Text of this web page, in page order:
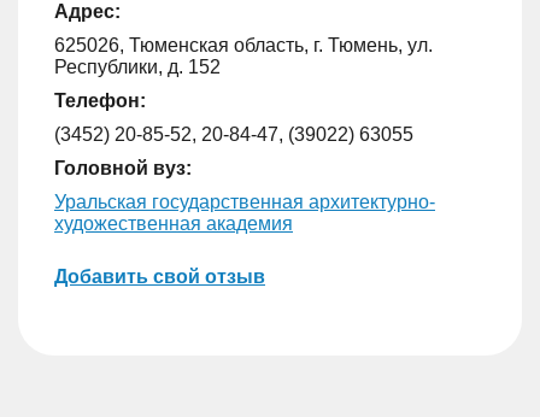
Адрес:
625026, Тюменская область, г. Тюмень, ул.
Республики, д. 152
Телефон:
(3452) 20-85-52, 20-84-47, (39022) 63055
Головной вуз:
Уральская государственная архитектурно-
художественная академия
Добавить свой отзыв